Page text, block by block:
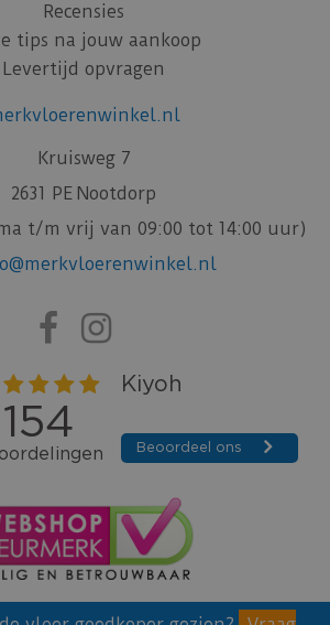
Recensies
tips na jouw aankoop
Levertijd opvragen
Kruisweg 7
2631 PE Nootdorp
t/m vrij van 09:00 tot 14:00 uur)